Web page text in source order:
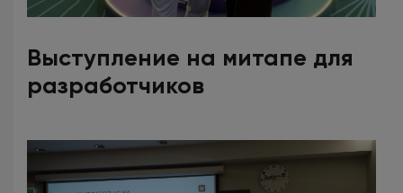
Выступление на митапе для
разработчиков